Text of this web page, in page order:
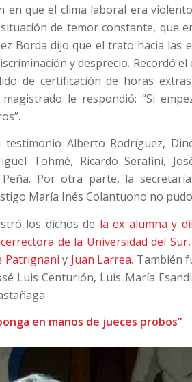
en que el clima laboral era
de temor constante, que
Borda dijo que el trato hacia las
y desprecio. Recordó el
de certificación de horas
le respondió: “Si
Alberto Rodríguez,
Tohmé, Ricardo Serafini,
Peña. Por otra parte, la
María Inés Colantuono no
los dichos de la ex alumna y
de la Universidad del
Patrignani y Juan Larrea. También
Luis Centurión, Luis María
en manos de jueces probos”